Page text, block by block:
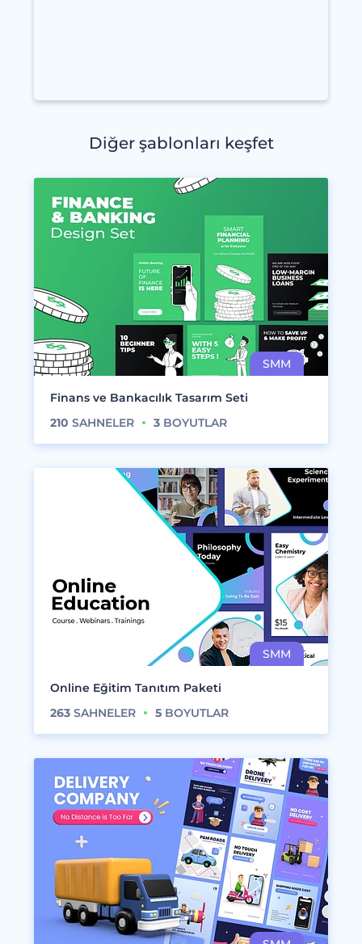
Diğer şablonları keşfet
Finans ve Bankacılık Tasarım Seti
210 SAHNELER 3 BOYUTLAR
Online Eğitim Tanıtım Paketi
263 SAHNELER 5 BOYUTLAR